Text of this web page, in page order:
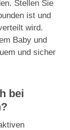
Stellen Sie
ist und
wird.
Baby und
und sicher
bei